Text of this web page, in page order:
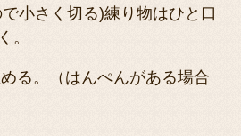
小さく切る)練り物はひと口
。
る。（はんぺんがある場合